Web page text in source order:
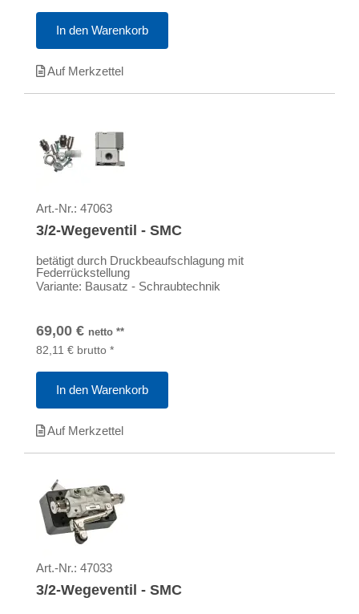
In den Warenkorb
Auf Merkzettel
Art.-Nr.: 47063
3/2-Wegeventil - SMC
betätigt durch Druckbeaufschlagung mit
Federrückstellung
Variante: Bausatz - Schraubtechnik
69,00 € netto **
82,11 € brutto *
In den Warenkorb
Auf Merkzettel
Art.-Nr.: 47033
3/2-Wegeventil - SMC